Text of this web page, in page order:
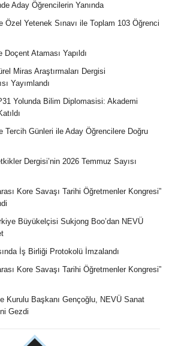
Aday Öğrencilerin Yanında
Özel Yetenek Sınavı ile Toplam 103 Öğrenci
Doçent Ataması Yapıldı
Miras Araştırmaları Dergisi
Yayımlandı
Yolunda Bilim Diplomasisi: Akademi
Tercih Günleri ile Aday Öğrencilere Doğru
Dergisi’nin 2026 Temmuz Sayısı
Kore Savaşı Tarihi Öğretmenler Kongresi”
Büyükelçisi Sukjong Boo’dan NEVÜ
İş Birliği Protokolü İmzalandı
Kore Savaşı Tarihi Öğretmenler Kongresi”
Kurulu Başkanı Gençoğlu, NEVÜ Sanat
Gezdi